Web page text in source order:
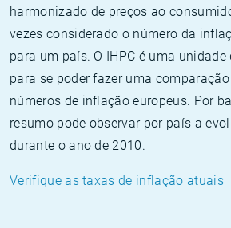
harmonizado de preços ao
vezes considerado o número da
para um país. O IHPC é uma
para se poder fazer uma
números de inflação europeus. Por
resumo pode observar por país a
durante o ano de 2010.
Verifique as taxas de inflação atuais